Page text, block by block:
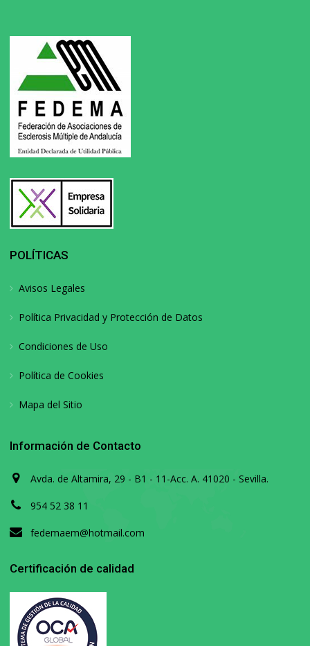
POLÍTICAS
Avisos Legales
Política Privacidad y Protección de Datos
Condiciones de Uso
Política de Cookies
Mapa del Sitio
Información de Contacto
Avda. de Altamira, 29 - B1 - 11-Acc. A. 41020 - Sevilla.
954 52 38 11
fedemaem@hotmail.com
Certificación de calidad